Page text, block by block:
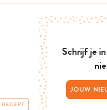
Schrijf je